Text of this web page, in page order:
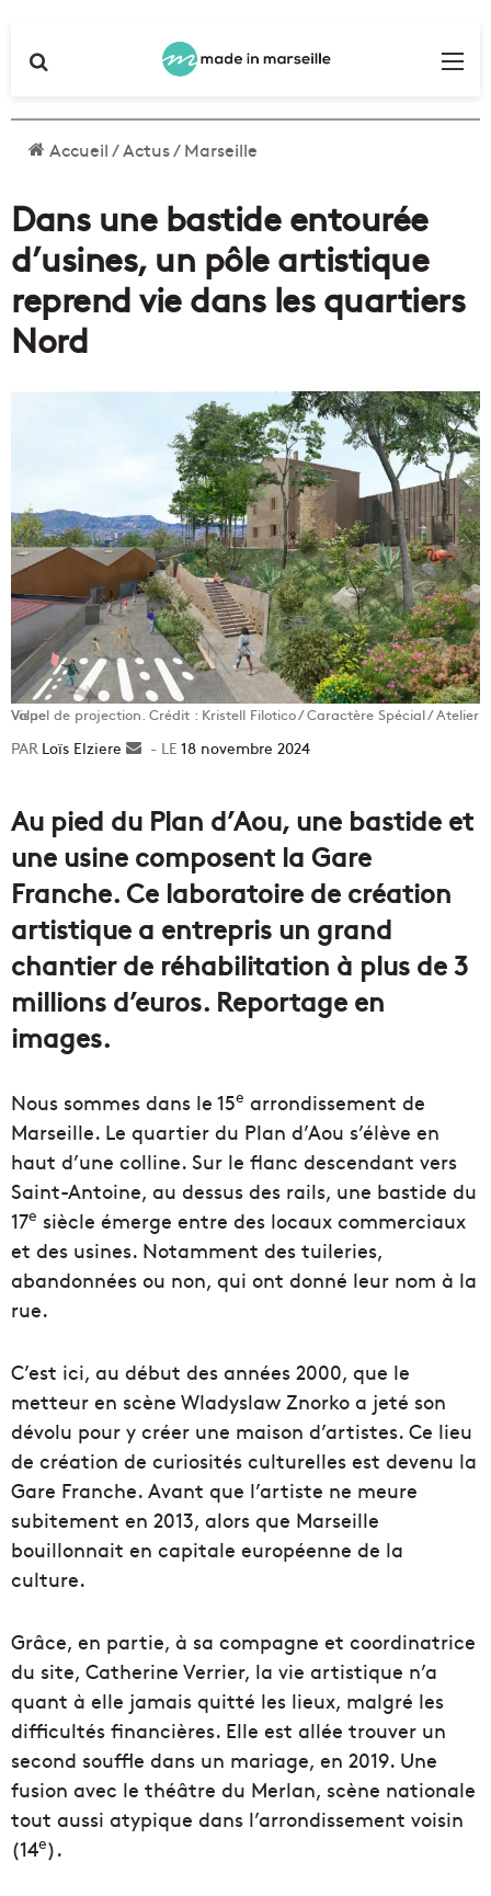
Accueil/Actus/Marseille
Dans une bastide entourée
d’usines, un pôle artistique
reprend vie dans les quartiers
Nord
Visuel de projection. Crédit : Kristell Filotico / Caractère Spécial / Atelier Volpe
Loïs Elziere
Envoyer18 novembre 2024
Au pied du Plan d’Aou, une bastide et
une usine composent la Gare
Franche. Ce laboratoire de création
artistique a entrepris un grand
chantier de réhabilitation à plus de 3
millions d’euros. Reportage en
images.
Nous sommes dans le 15e arrondissement de
Marseille. Le quartier du Plan d’Aou s’élève en
haut d’une colline. Sur le flanc descendant vers
Saint-Antoine, au dessus des rails, une bastide du
17e siècle émerge entre des locaux commerciaux
et des usines. Notamment des tuileries,
abandonnées ou non, qui ont donné leur nom à la
rue.
C’est ici, au début des années 2000, que le
metteur en scène Wladyslaw Znorko a jeté son
dévolu pour y créer une maison d’artistes. Ce lieu
de création de curiosités culturelles est devenu la
Gare Franche. Avant que l’artiste ne meure
subitement en 2013, alors que Marseille
bouillonnait en capitale européenne de la
culture.
Grâce, en partie, à sa compagne et coordinatrice
du site, Catherine Verrier, la vie artistique n’a
quant à elle jamais quitté les lieux, malgré les
difficultés financières. Elle est allée trouver un
second souffle dans un mariage, en 2019. Une
fusion avec le théâtre du Merlan, scène nationale
tout aussi atypique dans l’arrondissement voisin
(14e).